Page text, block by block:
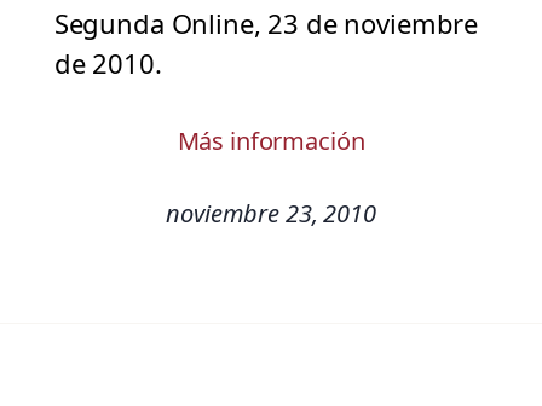
Segunda Online, 23 de noviembre
de 2010.
Más información
noviembre 23, 2010